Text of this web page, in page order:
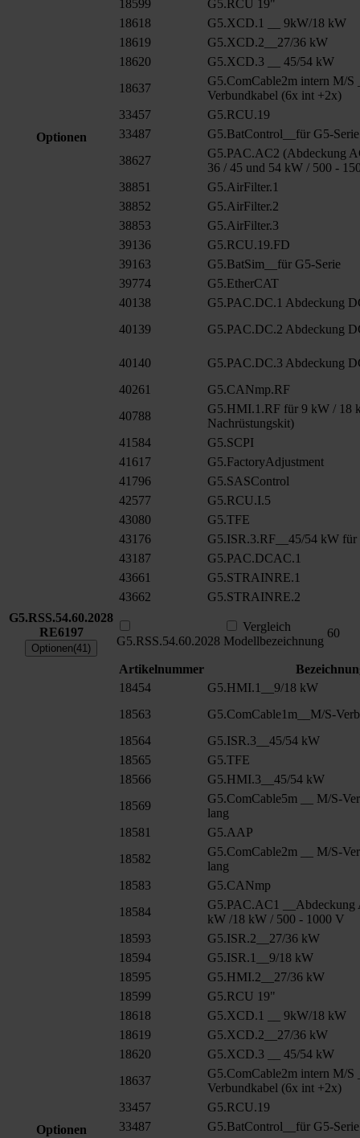
Optionen
18599
G5.RCU 19"
18618
G5.XCD.1 __ 9kW/18 kW
18619
G5.XCD.2__27/36 kW
18620
G5.XCD.3 __ 45/54 kW
18637
G5.ComCable2m intern M/S
Verbundkabel (6x int +2x)
33457
G5.RCU.19
33487
G5.BatControl__für G5-Serie
38627
G5.PAC.AC2 (Abdeckung
36 / 45 und 54 kW / 500 -
38851
G5.AirFilter.1
38852
G5.AirFilter.2
38853
G5.AirFilter.3
39136
G5.RCU.19.FD
39163
G5.BatSim__für G5-Serie
39774
G5.EtherCAT
40138
G5.PAC.DC.1 Abdeckung
40139
G5.PAC.DC.2 Abdeckung
40140
G5.PAC.DC.3 Abdeckung
40261
G5.CANmp.RF
40788
G5.HMI.1.RF für 9 kW / 18
Nachrüstungskit)
41584
G5.SCPI
41617
G5.FactoryAdjustment
41796
G5.SASControl
42577
G5.RCU.I.5
43080
G5.TFE
43176
G5.ISR.3.RF__45/54 kW für
43187
G5.PAC.DCAC.1
43661
G5.STRAINRE.1
43662
G5.STRAINRE.2
G5.RSS.54.60.2028
RE6197
Optionen(41)
G5.RSS.54.60.2028
Vergleich
Modellbezeichnung
60
Optionen
Artikelnummer
18454
G5.HMI.1__9/18 kW
18563
G5.ComCable1m__M/S-
18564
G5.ISR.3__45/54 kW
18565
G5.TFE
18566
G5.HMI.3__45/54 kW
18569
G5.ComCable5m __ M/S-
lang
18581
G5.AAP
18582
G5.ComCable2m __ M/S-
lang
18583
G5.CANmp
18584
G5.PAC.AC1 __Abdeckung
kW /18 kW / 500 - 1000 V
18593
G5.ISR.2__27/36 kW
18594
G5.ISR.1__9/18 kW
18595
G5.HMI.2__27/36 kW
18599
G5.RCU 19"
18618
G5.XCD.1 __ 9kW/18 kW
18619
G5.XCD.2__27/36 kW
18620
G5.XCD.3 __ 45/54 kW
18637
G5.ComCable2m intern M/S
Verbundkabel (6x int +2x)
33457
G5.RCU.19
33487
G5.BatControl__für G5-Serie